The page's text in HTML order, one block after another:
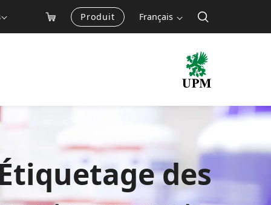
Produit Français
des